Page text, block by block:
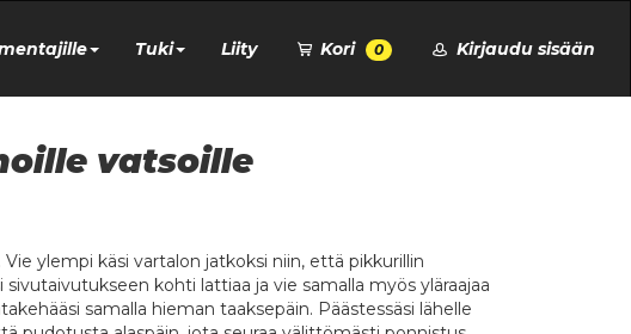
Tuki Liity Kori 0 Kirjaudu sisään
vatsoille
ylempi käsi vartalon jatkoksi niin, että pikkurillin
kohti lattiaa ja vie samalla myös yläraajaa
samalla hieman taaksepäin. Päästessäsi lähelle